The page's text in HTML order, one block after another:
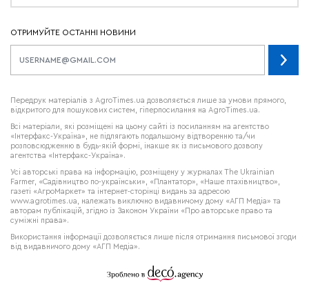
ОТРИМУЙТЕ ОСТАННІ НОВИНИ
Передрук матеріалів з AgroTimes.ua дозволяється лише за умови прямого,
відкритого для пошукових систем, гіперпосилання на AgroTimes.ua.
Всі матеріали, які розміщені на цьому сайті із посиланням на агентство
«Інтерфакс-Україна», не підлягають подальшому відтворенню та/чи
розповсюдженню в будь-якій формі, інакше як із письмового дозволу
агентства «Інтерфакс-Україна».
Усі авторські права на інформацію, розміщену у журналах The Ukrainian
Farmer , «Садівництво по-українськи», «Плантатор», «Наше птахівництво»,
газеті «АгроМаркет» та інтернет-сторінці видань за адресою
www.agrotimes.ua,
належать виключно видавничому дому «АГП Медіа» та
авторам публікацій, згідно із Законом України «Про авторське право та
суміжні права».
Використання інформації дозволяється лише після отримання письмової згоди
від видавничого дому «АГП Медіа».